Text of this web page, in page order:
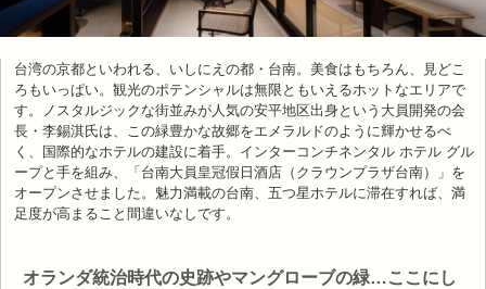
台湾の京都といわれる、いしにえの都・台南。美食はもちろん、見どこ
ろもいっぱい。観光のポテンシャルは無限ともいえるホットなエリアで
す。ノスタルジックな街並みが人気の安平地区出身という大員開発の会
長・李錫淇氏は、この緑豊かな故郷をエメラルドのように輝かせるべ
く、国際的なホテルの建設に着手。インターコンチネンタル ホテル グル
ープと手を組み、「台南大員皇冠假日酒店（クラウンプラザ台南）」を
オープンさせました。魅力満載の台南、五つ星ホテルに滞在すれば、満
足度が高まること間違いなしです。
オランダ統治時代の史跡やマングローブの緑…ここにし